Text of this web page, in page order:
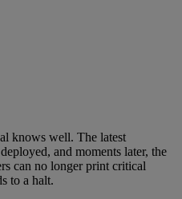
knows well. The latest
and moments later, the
can no longer print critical
to a halt.